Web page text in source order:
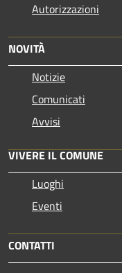
Autorizzazioni
NOVITÀ
Notizie
Comunicati
Avvisi
VIVERE IL COMUNE
Luoghi
Eventi
CONTATTI